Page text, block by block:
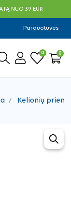
NUO 39 EUR
Parduotuvės
0 0
Kelionių